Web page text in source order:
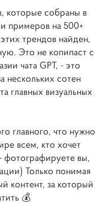
которые собраны в
примеров на 500+
трендов найден,
Это не копипаст с
чата GPT, - это
нескольких сотен
главных визуальных
главного, что нужно
всем, кто хочет
фотографируете вы,
Только понимая
контент, за который
💰